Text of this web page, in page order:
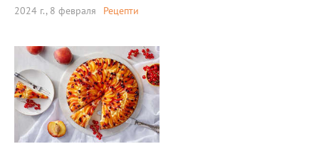
2024 г., 8 февраля Рецепти